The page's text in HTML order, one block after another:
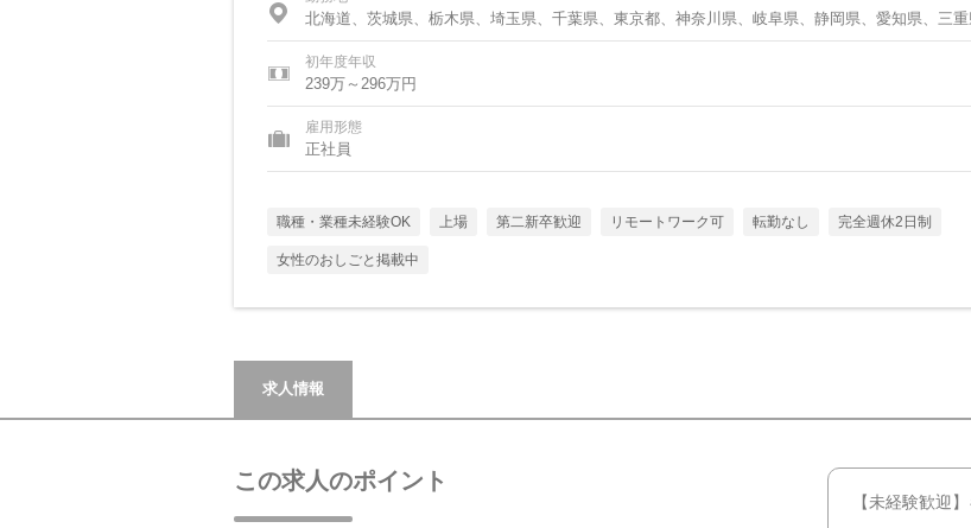
北海道、茨城県、栃木県、埼玉県、千葉県、東京都、神奈川県、岐阜県、静岡県、愛知県、三
初年度年収
239万～296万円
雇用形態
正社員
職種・業種未経験OK 上場 第二新卒歓迎 リモートワーク可 転勤なし 完全週休2日制
女性のおしごと掲載中
求人情報
この求人のポイント
【未経験歓迎